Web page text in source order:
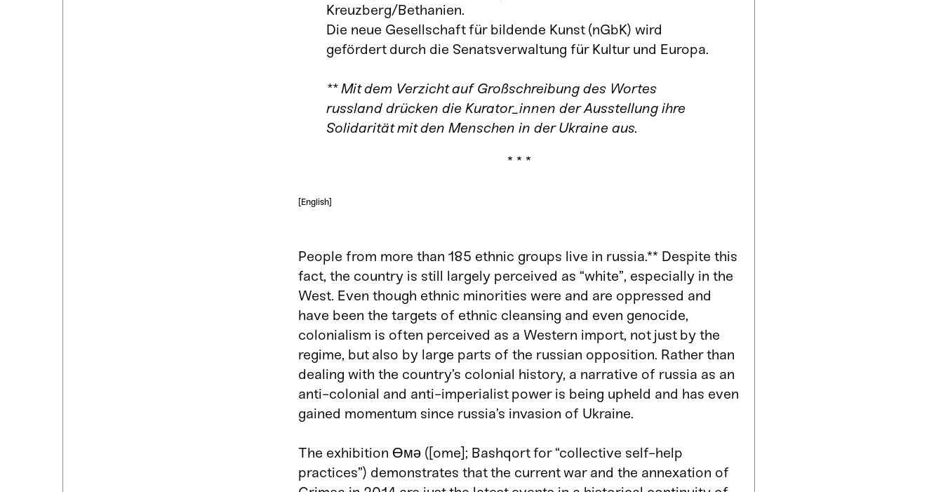
Kreuzberg/Bethanien.
Die neue Gesellschaft für bildende Kunst (nGbK) wird
gefördert durch die Senatsverwaltung für Kultur und Europa.
** Mit dem Verzicht auf Großschreibung des Wortes
russland drücken die Kurator_innen der Ausstellung ihre
Solidarität mit den Menschen in der Ukraine aus.
* * *
[English]
People from more than 185 ethnic groups live in russia.** Despite this
fact, the country is still largely perceived as “white”, especially in the
West. Even though ethnic minorities were and are oppressed and
have been the targets of ethnic cleansing and even genocide,
colonialism is often perceived as a Western import, not just by the
regime, but also by large parts of the russian opposition. Rather than
dealing with the country’s colonial history, a narrative of russia as an
anti-colonial and anti-imperialist power is being upheld and has even
gained momentum since russia’s invasion of Ukraine.
The exhibition Өмә ([ome]; Bashqort for “collective self-help
practices”) demonstrates that the current war and the annexation of